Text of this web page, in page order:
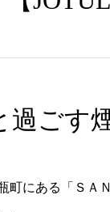
過ごす
町にある「ＳＡ